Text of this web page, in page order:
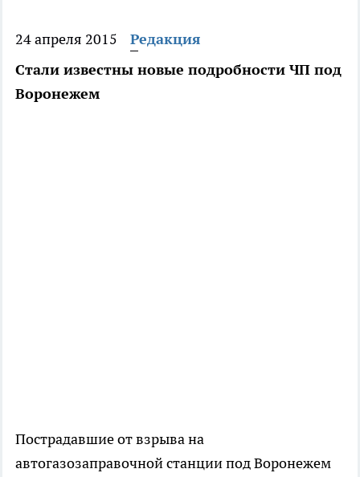
24 апреля 2015
Редакция
Стали известны новые подробности ЧП под
Воронежем
Пострадавшие от взрыва на
автогазозаправочной станции под Воронежем